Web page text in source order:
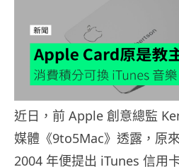
近日，前 Apple 創意總監
媒體《9to5Mac》透露，原
2004 年便提出 iTunes 信用